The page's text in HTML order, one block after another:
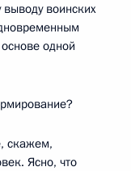
воинских
одной
скажем,
Ясно, что